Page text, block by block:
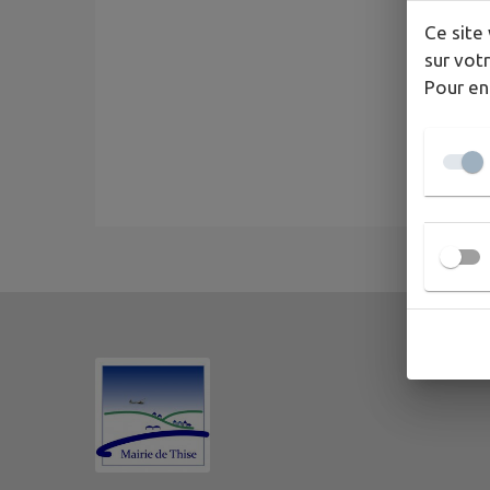
Ce site
sur
Pour